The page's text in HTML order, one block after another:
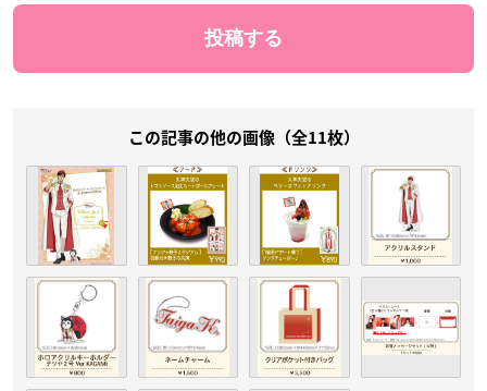
この記事の他の画像（全11枚）